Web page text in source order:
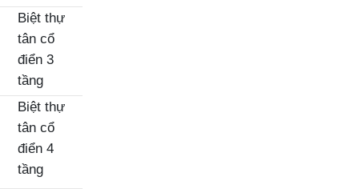
Biệt thự
tân cổ
điển 3
tầng
Biệt thự
tân cổ
điển 4
tầng